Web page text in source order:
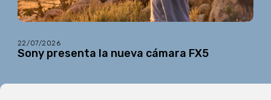
22/07/2026
Sony presenta la nueva cámara FX5